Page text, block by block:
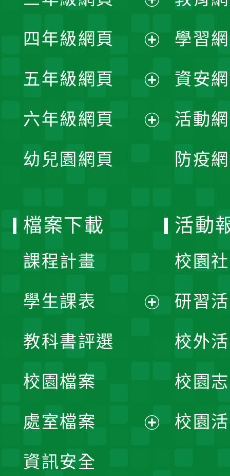
單
開
選
單
開
選
單
四年級網頁
開
選
五年級網頁
開
六年級網頁
幼兒園網頁
學習
資安
活動
防疫
檔案下載
課程計畫
學生課表
單
教科書評選
校園檔案
處室檔案
資訊安全
活動
校園
研習
校外
校園
校園